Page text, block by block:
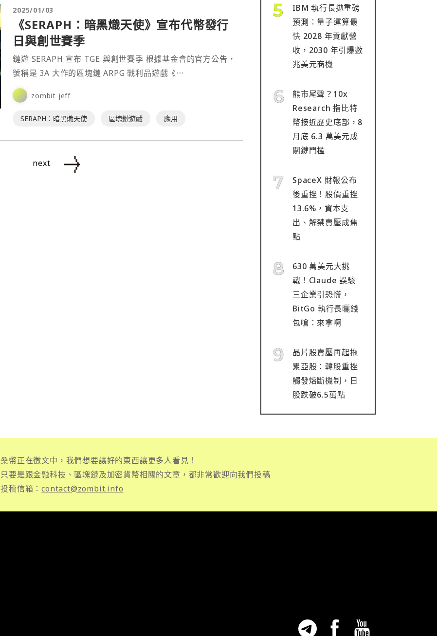
2025/01/03
《SERAPH：暗黑熾天使》宣布代幣發行
日與創世賽季
鏈遊 SERAPH 宣布 TGE 與創世賽季 根據基金會的官方公告，
號稱是 3A 大作的區塊鏈 ARPG 戰利品遊戲《⋯
zombit jeff
SERAPH：暗黑熾天使 區塊鏈遊戲 應用
next
IBM 執行長拋重磅
預測：量子運算最
快 2028 年貢獻營
收，2030 年引爆數
兆美元商機
熊市尾聲？10x
Research 指比特
幣接近歷史底部，8
月底 6.3 萬美元成
關鍵門檻
SpaceX 財報公布
後重挫！股價重挫
13.6%，資本支
出、解禁賣壓成焦
點
630 萬美元大挑
戰！Claude 誤駭
三企業引恐慌，
BitGo 執行長曬錢
包嗆：來拿啊
晶片股賣壓再起拖
累亞股：韓股重挫
觸發熔斷機制，日
股跌破6.5萬點
桑幣正在徵文中，我們想要讓好的東西讓更多人看見！
只要是跟金融科技、區塊鏈及加密貨幣相關的文章，都非常歡迎向我們投稿
投稿信箱：contact@zombit.info